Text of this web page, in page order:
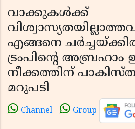
വാക്കുകൾക്ക്
എങ്ങനെ
ട്രംപിൻ്റെ അബ്രഹാം
നീക്കത്തിന്
മറുപടി
Channel Group